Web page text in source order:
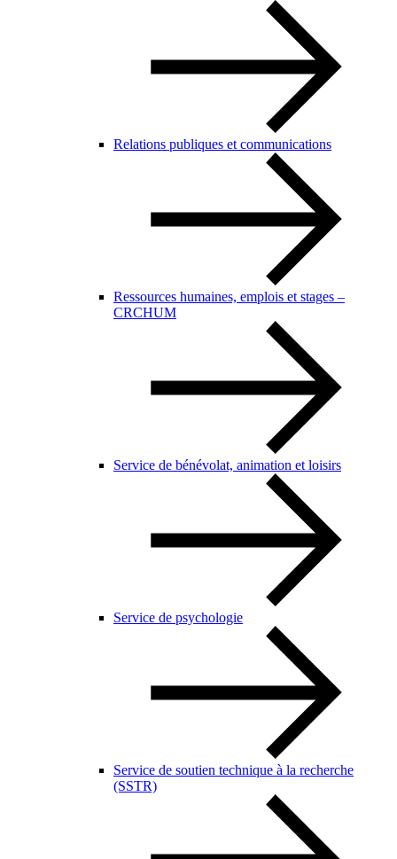
Relations publiques et communications
Ressources humaines, emplois et stages –
CRCHUM
Service de bénévolat, animation et loisirs
Service de psychologie
Service de soutien technique à la recherche
(SSTR)